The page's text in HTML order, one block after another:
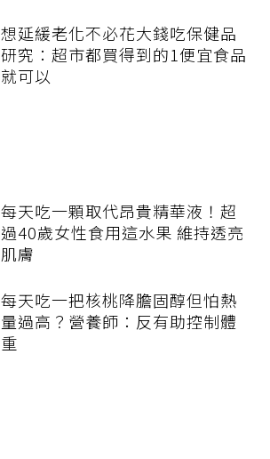
想延緩老化不必花大錢吃保健品
研究：超市都買得到的1便宜食品
就可以
每天吃一顆取代昂貴精華液！超
過40歲女性食用這水果 維持透亮
肌膚
每天吃一把核桃降膽固醇但怕熱
量過高？營養師：反有助控制體
重